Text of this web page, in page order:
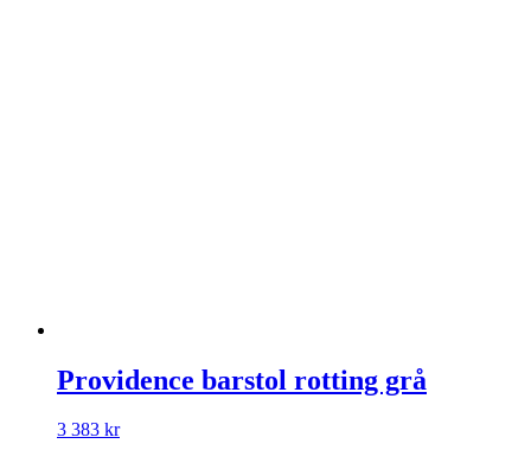
Providence barstol rotting grå
3 383 kr